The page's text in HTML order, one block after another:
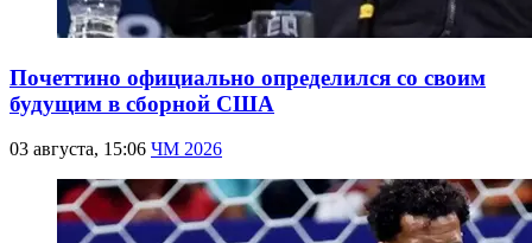
Почеттино официально определился со своим
будущим в сборной США
03 августа, 15:06 ЧМ 2026